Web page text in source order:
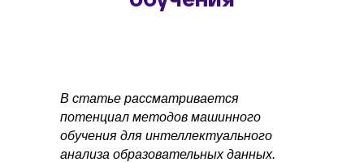
В статье рассматривается
потенциал методов машинного
обучения для интеллектуального
анализа образовательных данных.